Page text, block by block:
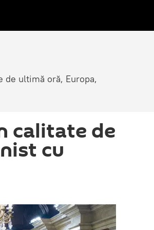
ultimă oră, Europa,
calitate de
cu